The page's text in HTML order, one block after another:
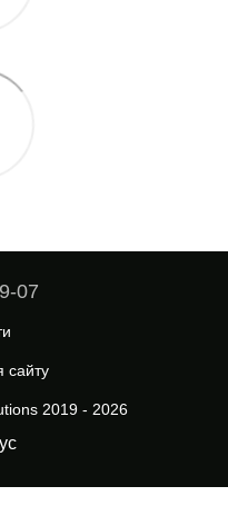
07
сайту
2019 - 2026